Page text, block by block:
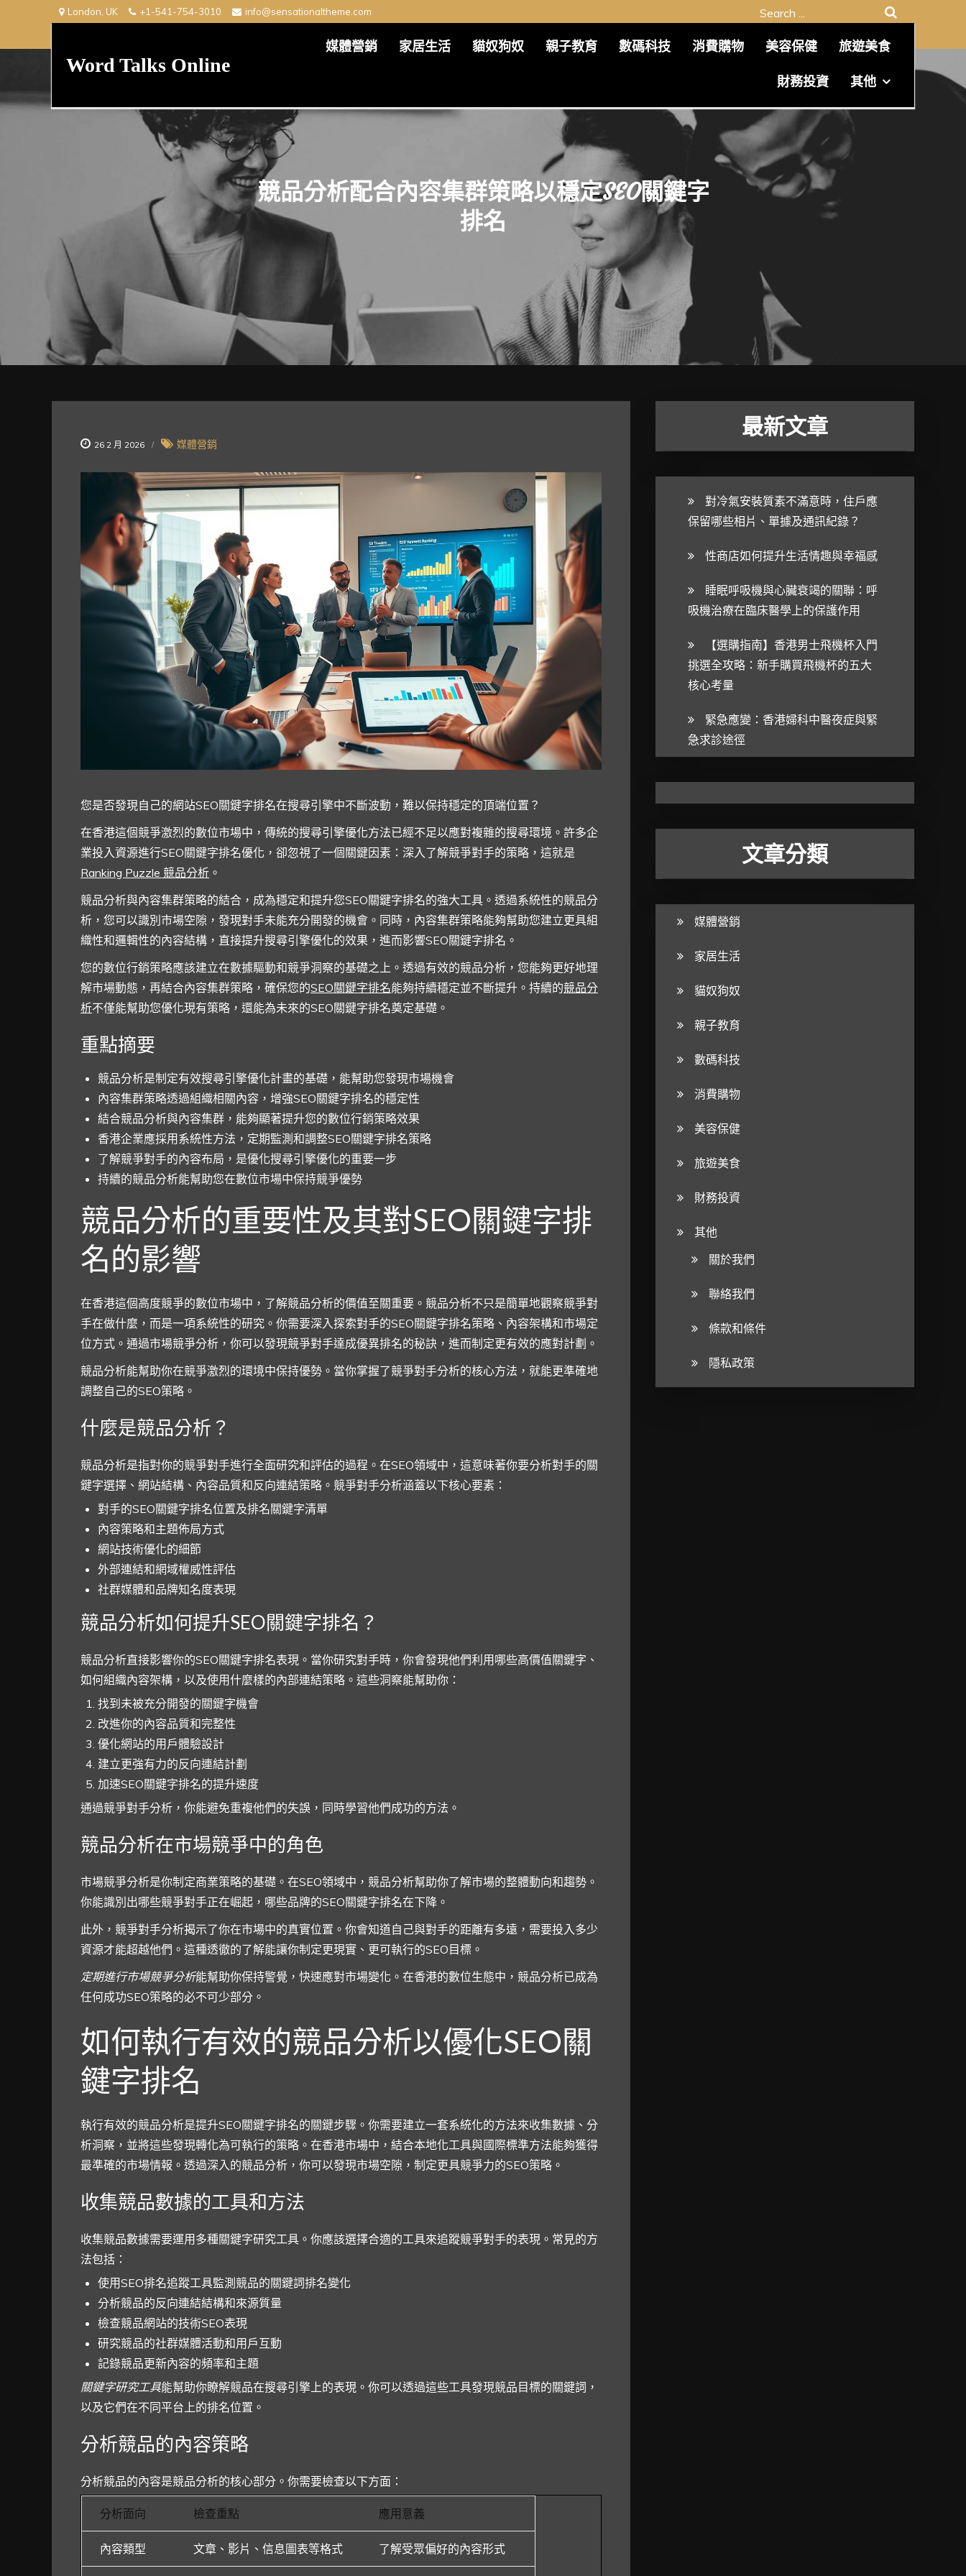
content
London, UK +1-541-754-3010 info@sensationaltheme.com
Search
Word Talks Online
媒體營銷 家居生活 貓奴狗奴 親子教育 數碼科技 消費購物 美容保健 旅遊美食
財務投資 其他
競品分析配合內容集群策略以穩定SEO關鍵字
排名
26 2 月 2026 媒體營銷
您是否發現自己的網站SEO關鍵字排名在搜尋引擎中不斷波動，難以保持穩定的頂端位置？
在香港這個競爭激烈的數位市場中，傳統的搜尋引擎優化方法已經不足以應對複雜的搜尋環境。許多企
業投入資源進行SEO關鍵字排名優化，卻忽視了一個關鍵因素：深入了解競爭對手的策略，這就是
Ranking Puzzle 競品分析 。
競品分析與內容集群策略的結合，成為穩定和提升您SEO關鍵字排名的強大工具。透過系統性的競品分
析，您可以識別市場空隙，發現對手未能充分開發的機會。同時，內容集群策略能夠幫助您建立更具組
織性和邏輯性的內容結構，直接提升搜尋引擎優化的效果，進而影響SEO關鍵字排名。
您的數位行銷策略應該建立在數據驅動和競爭洞察的基礎之上。透過有效的競品分析，您能夠更好地理
解市場動態，再結合內容集群策略，確保您的SEO關鍵字排名能夠持續穩定並不斷提升。持續的競品分
析不僅能幫助您優化現有策略，還能為未來的SEO關鍵字排名奠定基礎。
重點摘要
競品分析是制定有效搜尋引擎優化計畫的基礎，能幫助您發現市場機會
內容集群策略透過組織相關內容，增強SEO關鍵字排名的穩定性
結合競品分析與內容集群，能夠顯著提升您的數位行銷策略效果
香港企業應採用系統性方法， 定期監測和調整SEO關鍵字排名策略
了解競爭對手的內容布局，是優化搜尋引擎優化的重要一步
持續的競品分析能幫助您在數位市場中保持競爭優勢
競品分析的重要性及其對SEO關鍵字排
名的影響
在香港這個高度競爭的數位市場中，了解競品分析的價值至關重要。競品分析不只是簡單地觀察競爭對
手在做什麼，而是一項系統性的研究。你需要深入探索對手的SEO關鍵字排名策略、內容架構和市場定
位方式。通過市場競爭分析，你可以發現競爭對手達成優異排名的秘訣，進而制定更有效的應對計劃。
競品分析能幫助你在競爭激烈的環境中保持優勢。當你掌握了競爭對手分析的核心方法，就能更準確地
調整自己的SEO策略。
什麼是競品分析？
競品分析是指對你的競爭對手進行全面研究和評估的過程。在SEO領域中，這意味著你要分析對手的關
鍵字選擇、網站結構、內容品質和反向連結策略。競爭對手分析涵蓋以下核心要素：
對手的SEO關鍵字排名位置及排名關鍵字清單
內容策略和主題佈局方式
網站技術優化的細節
外部連結和網域權威性評估
社群媒體和品牌知名度表現
競品分析如何提升SEO關鍵字排名？
競品分析直接影響你的SEO關鍵字排名表現。當你研究對手時，你會發現他們利用哪些高價值關鍵字、
如何組織內容架構，以及使用什麼樣的內部連結策略。這些洞察能幫助你：
找到未被充分開發的關鍵字機會
改進你的內容品質和完整性
優化網站的用戶體驗設計
建立更強有力的反向連結計劃
加速SEO關鍵字排名的提升速度
通過競爭對手分析，你能避免重複他們的失誤，同時學習他們成功的方法。
競品分析在市場競爭中的角色
市場競爭分析是你制定商業策略的基礎。在SEO領域中，競品分析幫助你了解市場的整體動向和趨勢。
你能識別出哪些競爭對手正在崛起，哪些品牌的SEO關鍵字排名在下降。
此外，競爭對手分析揭示了你在市場中的真實位置。你會知道自己與對手的距離有多遠，需要投入多少
資源才能超越他們。這種透徹的了解能讓你制定更現實、更可執行的SEO目標。
定期進行市場競爭分析能幫助你保持警覺，快速應對市場變化。在香港的數位生態中，競品分析已成為
任何成功SEO策略的必不可少部分。
如何執行有效的競品分析以優化SEO關
鍵字排名
執行有效的競品分析是提升SEO關鍵字排名的關鍵步驟。你需要建立一套系統化的方法來收集數據、分
析洞察，並將這些發現轉化為可執行的策略。在香港市場中，結合本地化工具與國際標準方法能夠獲得
最準確的市場情報。透過深入的競品分析，你可以發現市場空隙，制定更具競爭力的SEO策略。
收集競品數據的工具和方法
收集競品數據需要運用多種關鍵字研究工具。你應該選擇合適的工具來追蹤競爭對手的表現。常見的方
法包括：
使用SEO排名追蹤工具監測競品的關鍵詞排名變化
分析競品的反向連結結構和來源質量
檢查競品網站的技術SEO表現
研究競品的社群媒體活動和用戶互動
記錄競品更新內容的頻率和主題
關鍵字研究工具能幫助你瞭解競品在搜尋引擎上的表現。你可以透過這些工具發現競品目標的關鍵詞，
以及它們在不同平台上的排名位置。
分析競品的內容策略
分析競品的內容是競品分析的核心部分。你需要檢查以下方面：
分析面向 檢查重點 應用意義
內容類型 文章、影片、信息圖表等格式 了解受眾偏好的內容形式
最新文章
對冷氣安裝質素不滿意時，住戶應
保留哪些相片、單據及通訊紀錄？
性商店如何提升生活情趣與幸福感
睡眠呼吸機與心臟衰竭的關聯：呼
吸機治療在臨床醫學上的保護作用
【選購指南】香港男士飛機杯入門
挑選全攻略：新手購買飛機杯的五大
核心考量
緊急應變：香港婦科中醫夜症與緊
急求診途徑
文章分類
媒體營銷
家居生活
貓奴狗奴
親子教育
數碼科技
消費購物
美容保健
旅遊美食
財務投資
其他
關於我們
聯絡我們
條款和條件
隱私政策